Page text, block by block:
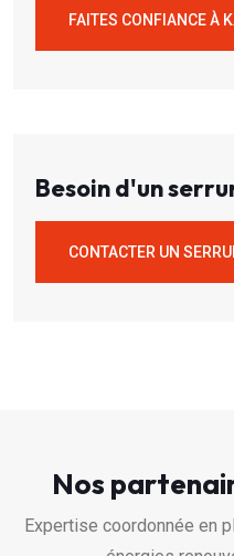
FAITES CONFIANCE À
Besoin d'un
CONTACTER UN
Nos
Expertise coordonnée en